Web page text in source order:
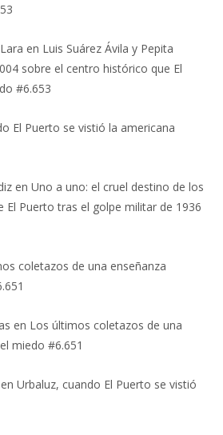
en Luis Suárez Ávila y Pepita
sobre el centro histórico que El
#6.653
El Puerto se vistió la americana
en Uno a uno: el cruel destino de los
El Puerto tras el golpe militar de 1936
coletazos de una enseñanza
en Los últimos coletazos de una
miedo #6.651
en Urbaluz, cuando El Puerto se vistió